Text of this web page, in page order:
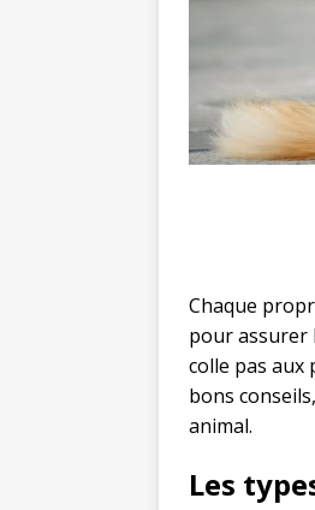
Chaque
pour assurer
colle pas aux
bons
animal.
Les